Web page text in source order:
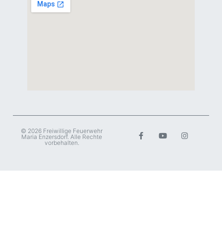
© 2026 Freiwillige Feuerwehr
Maria Enzersdorf. Alle Rechte
vorbehalten.